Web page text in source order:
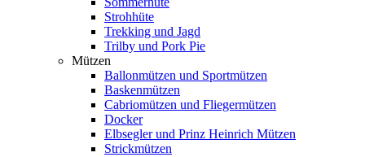
Strohhüte
Trekking und Jagd
Trilby und Pork Pie
Mützen
Ballonmützen und Sportmützen
Baskenmützen
Cabriomützen und Fliegermützen
Docker
Elbsegler und Prinz Heinrich Mützen
Strickmützen